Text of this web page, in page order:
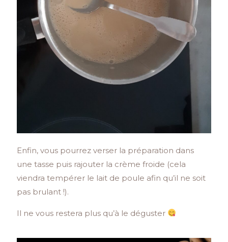
Enfin, vous pourrez verser la préparation dans
une tasse puis rajouter la crème froide (cela
viendra tempérer le lait de poule afin qu’il ne soit
pas brulant !).
Il ne vous restera plus qu’à le déguster